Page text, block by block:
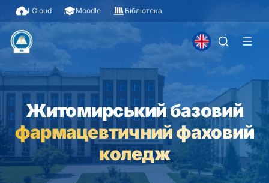
LCloud Moodle Бібліотека
Житомирський базовий
фармацевтичний фаховий
коледж